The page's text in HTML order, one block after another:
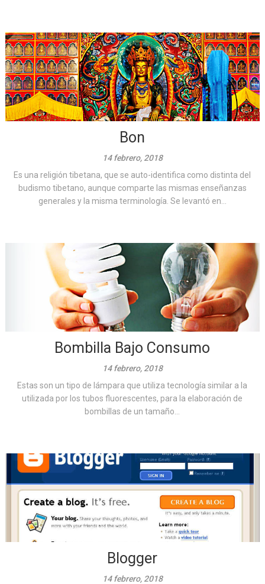
Bon
14 febrero, 2018
Es una religión tibetana, que se auto-identifica como distinta del
budismo tibetano, aunque comparte las mismas enseñanzas
generales y la misma terminología. Se levantó en...
Bombilla Bajo Consumo
14 febrero, 2018
Estas son un tipo de lámpara que utiliza tecnología similar a la
utilizada por los tubos fluorescentes, para la elaboración de
bombillas de un tamaño...
Blogger
14 febrero, 2018